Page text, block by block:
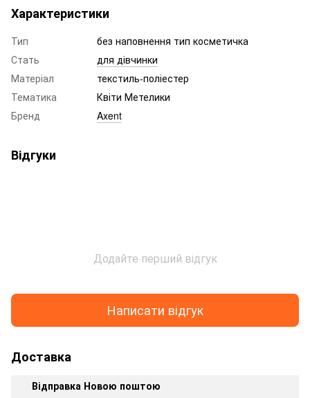
Характеристики
Тип
без наповнення тип косметичка
Стать
для дівчинки
Матеріал
текстиль-поліестер
Тематика
Квіти Метелики
Бренд
Axent
Відгуки
Додайте перший відгук
Написати відгук
Доставка
Відправка Новою поштою